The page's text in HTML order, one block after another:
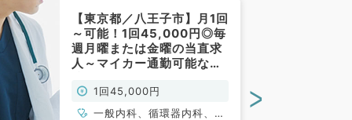
【東京都／八王子市】月1回
～可能！1回45,000円◎毎
週月曜または金曜の当直求
人～マイカー通勤可能な病
（内科系／非常勤）
1回45,000円
一般内科、循環器内科、消
>